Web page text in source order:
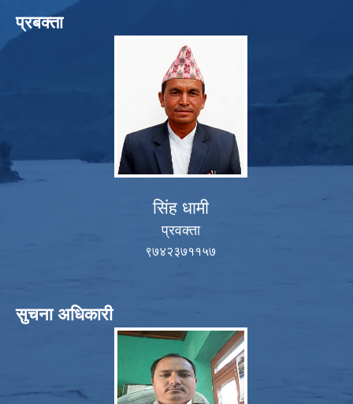
प्रबक्ता
सिंह धामी
प्रवक्ता
९७४२३७११५७
सुचना अधिकारी